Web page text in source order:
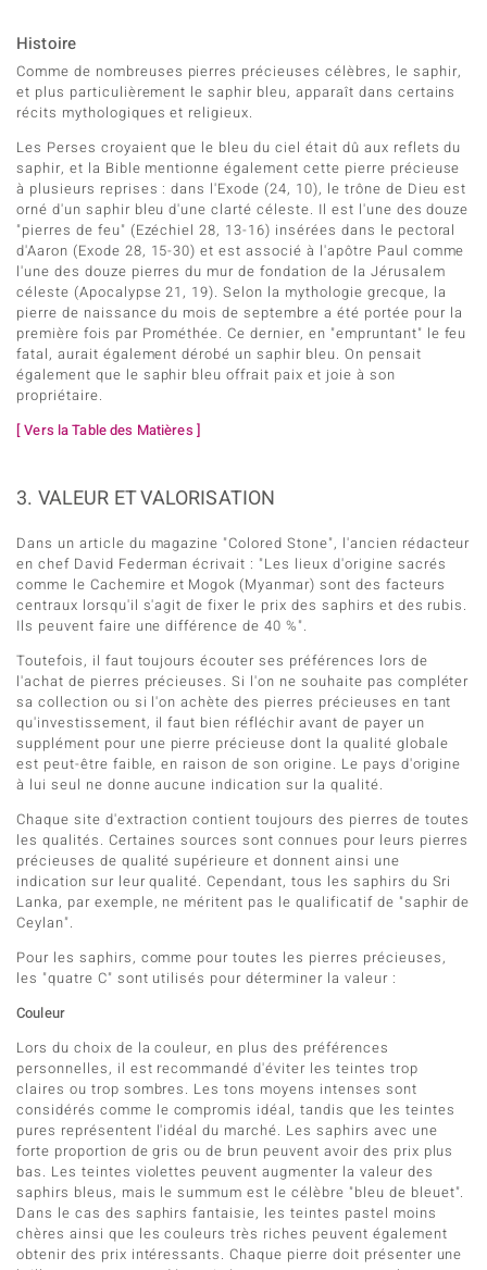
Histoire
Comme de nombreuses pierres précieuses célèbres, le saphir,
et plus particulièrement le saphir bleu, apparaît dans certains
récits mythologiques et religieux.
Les Perses croyaient que le bleu du ciel était dû aux reflets du
saphir, et la Bible mentionne également cette pierre précieuse
à plusieurs reprises : dans l'Exode (24, 10), le trône de Dieu est
orné d'un saphir bleu d'une clarté céleste. Il est l'une des douze
"pierres de feu" (Ezéchiel 28, 13-16) insérées dans le pectoral
d'Aaron (Exode 28, 15-30) et est associé à l'apôtre Paul comme
l'une des douze pierres du mur de fondation de la Jérusalem
céleste (Apocalypse 21, 19). Selon la mythologie grecque, la
pierre de naissance du mois de septembre a été portée pour la
première fois par Prométhée. Ce dernier, en "empruntant" le feu
fatal, aurait également dérobé un saphir bleu. On pensait
également que le saphir bleu offrait paix et joie à son
propriétaire.
[ Vers la Table des Matières ]
3. VALEUR ET VALORISATION
Dans un article du magazine "Colored Stone", l'ancien rédacteur
en chef David Federman écrivait : "Les lieux d'origine sacrés
comme le Cachemire et Mogok (Myanmar) sont des facteurs
centraux lorsqu'il s'agit de fixer le prix des saphirs et des rubis.
Ils peuvent faire une différence de 40 %".
Toutefois, il faut toujours écouter ses préférences lors de
l'achat de pierres précieuses. Si l'on ne souhaite pas compléter
sa collection ou si l'on achète des pierres précieuses en tant
qu'investissement, il faut bien réfléchir avant de payer un
supplément pour une pierre précieuse dont la qualité globale
est peut-être faible, en raison de son origine. Le pays d'origine
à lui seul ne donne aucune indication sur la qualité.
Chaque site d'extraction contient toujours des pierres de toutes
les qualités. Certaines sources sont connues pour leurs pierres
précieuses de qualité supérieure et donnent ainsi une
indication sur leur qualité. Cependant, tous les saphirs du Sri
Lanka, par exemple, ne méritent pas le qualificatif de "saphir de
Ceylan".
Pour les saphirs, comme pour toutes les pierres précieuses,
les "quatre C" sont utilisés pour déterminer la valeur :
Couleur
Lors du choix de la couleur, en plus des préférences
personnelles, il est recommandé d'éviter les teintes trop
claires ou trop sombres. Les tons moyens intenses sont
considérés comme le compromis idéal, tandis que les teintes
pures représentent l'idéal du marché. Les saphirs avec une
forte proportion de gris ou de brun peuvent avoir des prix plus
bas. Les teintes violettes peuvent augmenter la valeur des
saphirs bleus, mais le summum est le célèbre "bleu de bleuet".
Dans le cas des saphirs fantaisie, les teintes pastel moins
chères ainsi que les couleurs très riches peuvent également
obtenir des prix intéressants. Chaque pierre doit présenter une